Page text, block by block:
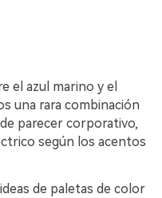
el azul marino y el
una rara combinación
parecer corporativo,
según los acentos
de paletas de color